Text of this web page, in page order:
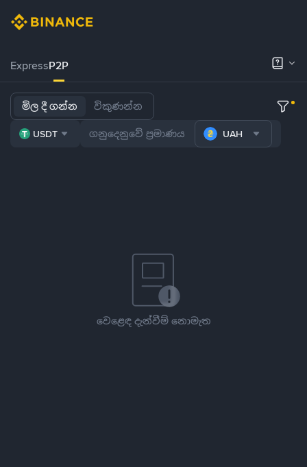
ExpressP2P
මිල දී ගන්න විකුණන්න
USDT UAH
වෙළෙඳ දැන්වීම් නොමැත